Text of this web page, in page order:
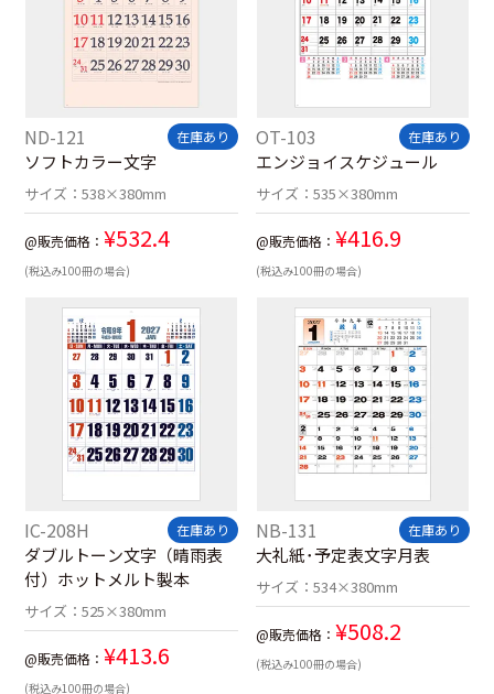
ND-121 在庫あり
ソフトカラー文字
サイズ：538×380mm
@販売価格： ¥532.4
(税込み100冊の場合)
OT-103 在庫あり
エンジョイスケジュール
サイズ： 535×380mm
@販売価格： ¥416.9
(税込み100冊の場合)
IC-208H 在庫あり
ダブルトーン文字（晴雨表
付）ホットメルト製本
サイズ：525×380mm
@販売価格： ¥413.6
(税込み100冊の場合)
NB-131 在庫あり
大礼紙･予定表文字月表
サイズ： 534×380mm
@販売価格： ¥508.2
(税込み100冊の場合)